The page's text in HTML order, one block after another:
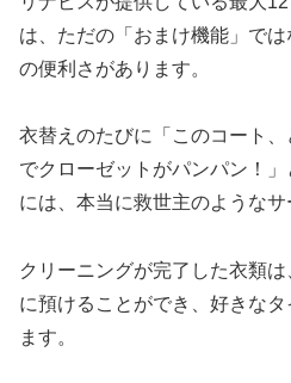
は、ただの「おまけ機能」で
の便利さがあります。
衣替えのたびに「このコート
でクローゼットがパンパン！
には、本当に救世主のようなサ
クリーニングが完了した衣類
に預けることができ、好きな
ます。